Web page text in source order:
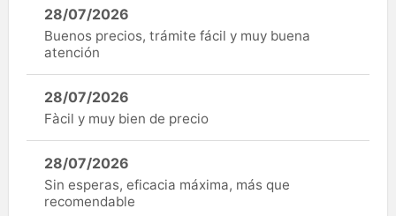
28/07/2026
Buenos precios, trámite fácil y muy buena
atención
28/07/2026
Fàcil y muy bien de precio
28/07/2026
Sin esperas, eficacia máxima, más que
recomendable